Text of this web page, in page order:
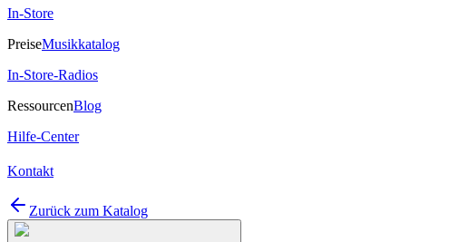
In-Store
PreiseMusikkatalog
In-Store-Radios
RessourcenBlog
Hilfe-Center
Kontakt
Zurück zum Katalog